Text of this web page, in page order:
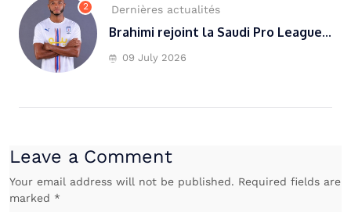
2 Dernières actualités
Brahimi rejoint la Saudi Pro League...
09 July 2026
Leave a Comment
Your email address will not be published. Required fields are
marked *